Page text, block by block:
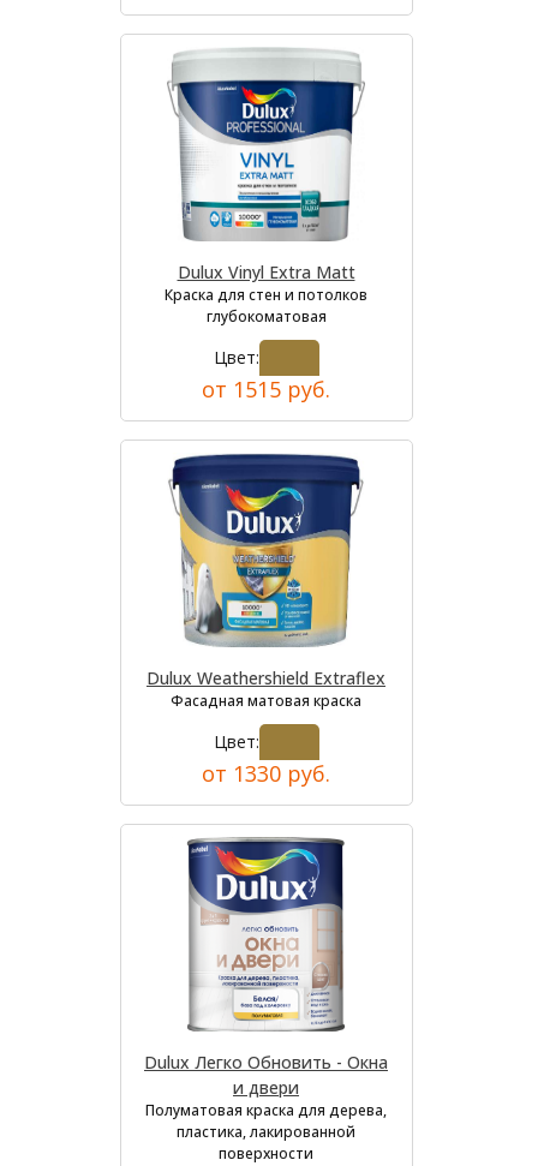
Dulux Vinyl Extra Matt
Краска для стен и потолков
глубокоматовая
Цвет:
от 1515 руб.
Dulux Weathershield Extraflex
Фасадная матовая краска
Цвет:
от 1330 руб.
Dulux Легко Обновить - Окна
и двери
Полуматовая краска для дерева,
пластика, лакированной
поверхности